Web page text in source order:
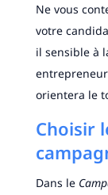
Ne vous
votre
il sensible à
orientera le
Choisir
Dans le